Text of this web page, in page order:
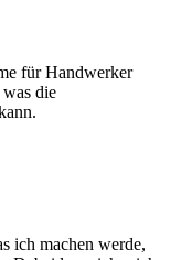
für Handwerker
die
ich machen werde,